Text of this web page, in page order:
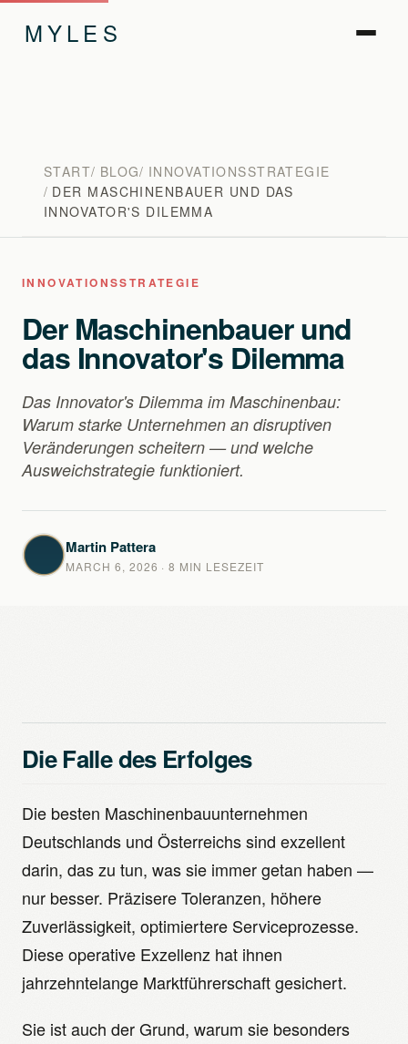
MYLES
START BLOG INNOVATIONSSTRATEGIE
DER MASCHINENBAUER UND DAS
INNOVATOR'S DILEMMA
INNOVATIONSSTRATEGIE
Der Maschinenbauer und
das Innovator's Dilemma
Das Innovator's Dilemma im Maschinenbau:
Warum starke Unternehmen an disruptiven
Veränderungen scheitern — und welche
Ausweichstrategie funktioniert.
Martin Pattera
MARCH 6, 2026 · 8 MIN LESEZEIT
Die Falle des Erfolges
Die besten Maschinenbauunternehmen
Deutschlands und Österreichs sind exzellent
darin, das zu tun, was sie immer getan haben —
nur besser. Präzisere Toleranzen, höhere
Zuverlässigkeit, optimiertere Serviceprozesse.
Diese operative Exzellenz hat ihnen
jahrzehntelange Marktführerschaft gesichert.
Sie ist auch der Grund, warum sie besonders